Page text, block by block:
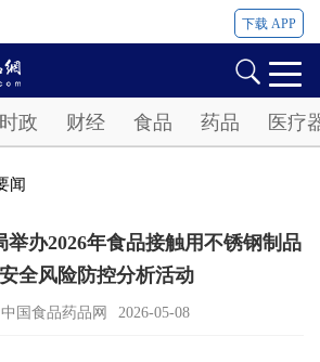
下载 APP
时政 财经 食品 药品 医疗
闻
举办2026年食品接触用不锈钢制品
全风险防控分析活动
国食品药品网 2026-05-08